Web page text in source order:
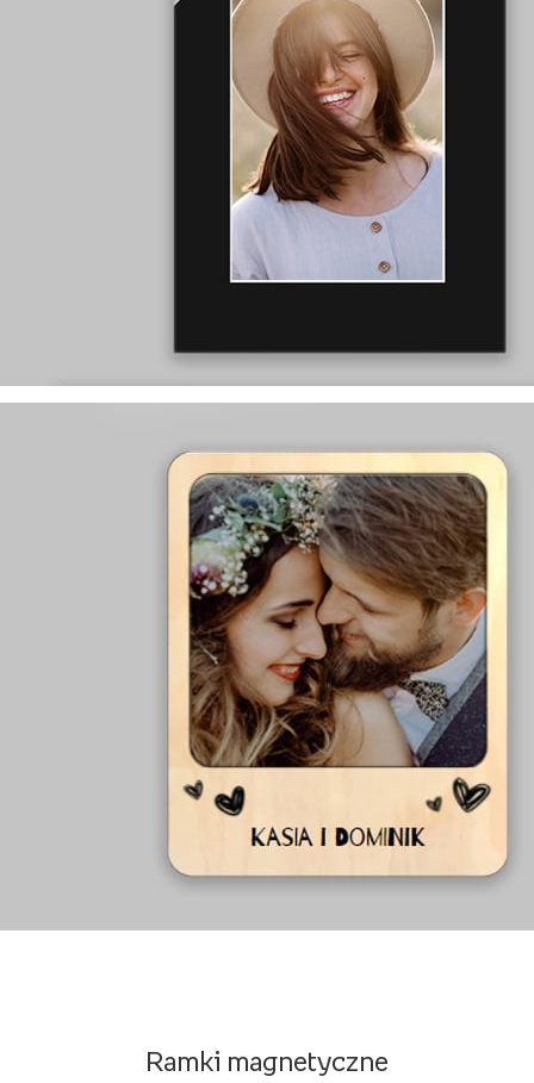
wyprodukowane w Polsce
mogą pomieścić od 3 do 5 zdjęć
na różne wielkości zdjęć
różnorodne kształty
Passe-partout
wyprodukowane w Polsce
występują w rozmiarach:
na różne wielkości zdjęć:
8x13, 10x15, 13x18, 15x21, 21x30, 30x45, 35x50
dostępne w trzech kolorach:białym, ecru i czarnym